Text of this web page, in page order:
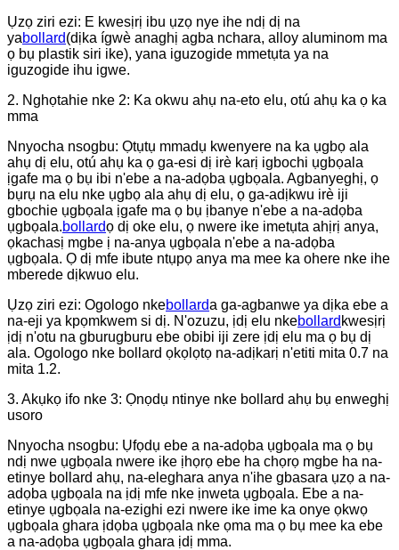
Ụzọ ziri ezi: E kwesịrị ibu ụzọ nye ihe ndị dị na
yabollard(dịka ígwè anaghị agba nchara, alloy aluminom ma
ọ bụ plastik siri ike), yana iguzogide mmetụta ya na
iguzogide ihu igwe.
2. Nghọtahie nke 2: Ka okwu ahụ na-eto elu, otú ahụ ka ọ ka
mma
Nnyocha nsogbu: Ọtụtụ mmadụ kwenyere na ka ụgbọ ala
ahụ dị elu, otú ahụ ka ọ ga-esi dị irè karị igbochi ụgbọala
ịgafe ma ọ bụ ibi n'ebe a na-adọba ụgbọala. Agbanyeghị, ọ
bụrụ na elu nke ụgbọ ala ahụ dị elu, ọ ga-adịkwu irè iji
gbochie ụgbọala ịgafe ma ọ bụ ịbanye n'ebe a na-adọba
ụgbọala.bollardọ dị oke elu, ọ nwere ike imetụta ahịrị anya,
ọkachasị mgbe ị na-anya ụgbọala n'ebe a na-adọba
ụgbọala. Ọ dị mfe ibute ntụpọ anya ma mee ka ohere nke ihe
mberede dịkwuo elu.
Ụzọ ziri ezi: Ogologo nkebollarda ga-agbanwe ya dịka ebe a
na-eji ya kpọmkwem si dị. N'ozuzu, ịdị elu nkebollard kwesịrị
ịdị n'otu na gburugburu ebe obibi iji zere ịdị elu ma ọ bụ dị
ala. Ogologo nke bollard ọkọlọtọ na-adịkarị n'etiti mita 0.7 na
mita 1.2.
3. Akụkọ ifo nke 3: Ọnọdụ ntinye nke bollard ahụ bụ enweghị
usoro
Nnyocha nsogbu: Ụfọdụ ebe a na-adọba ụgbọala ma ọ bụ
ndị nwe ụgbọala nwere ike ịhọrọ ebe ha chọrọ mgbe ha na-
etinye bollard ahụ, na-eleghara anya n'ihe gbasara ụzọ a na-
adọba ụgbọala na ịdị mfe nke ịnweta ụgbọala. Ebe a na-
etinye ụgbọala na-ezighi ezi nwere ike ime ka onye ọkwọ
ụgbọala ghara ịdọba ụgbọala nke ọma ma ọ bụ mee ka ebe
a na-adọba ụgbọala ghara ịdị mma.